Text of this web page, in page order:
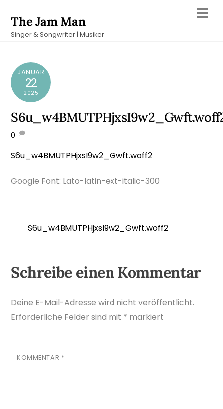
content
The Jam Man
Singer & Songwriter | Musiker
JANUAR
22
2025
0
S6u_w4BMUTPHjxsI9w2_Gwft.woff2
Google Font: Lato-latin-ext-italic-300
S6u_w4BMUTPHjxsI9w2_Gwft.woff2
Schreibe einen Kommentar
Deine E-Mail-Adresse wird nicht veröffentlicht.
Erforderliche Felder sind mit * markiert
KOMMENTAR *